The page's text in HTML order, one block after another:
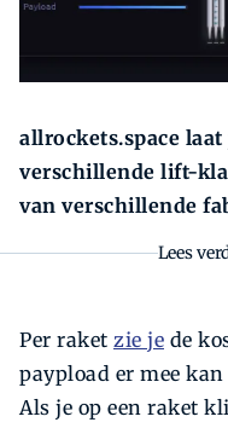
allrockets.space
verschillende lift-
van verschillende
Lees
Per raket zie je de
paypload er mee
Als je op een raket